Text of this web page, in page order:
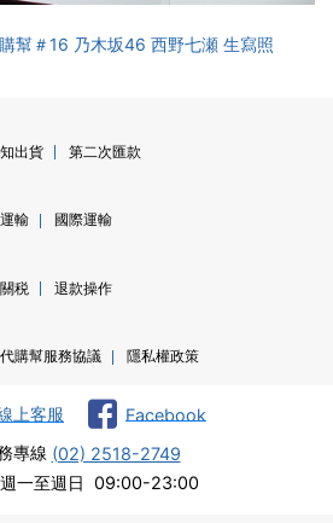
購幫＃16 乃木坂46 西野七瀬 生寫照
出貨 第二次匯款
輸 國際運輸
税 退款操作
代購幫服務協議 隱私權政策
上客服
Facebook
專線 (02) 2518-2749
週一至週日 09:00-23:00